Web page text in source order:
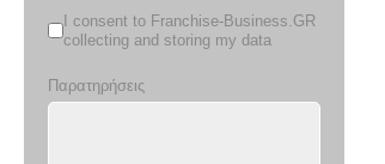
I consent to Franchise-Business.GR
collecting and storing my data
Παρατηρήσεις